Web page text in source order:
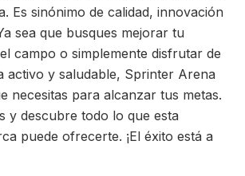
Es sinónimo de calidad, innovación
sea que busques mejorar tu
campo o simplemente disfrutar de
activo y saludable, Sprinter Arena
necesitas para alcanzar tus metas.
y descubre todo lo que esta
puede ofrecerte. ¡El éxito está a